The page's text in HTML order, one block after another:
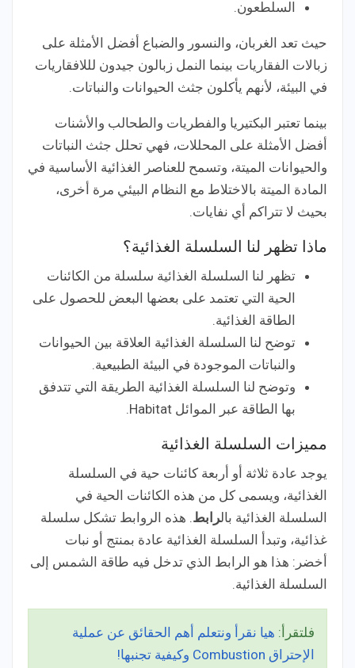
السلطعون.
حيث تعد الغربان، والنسور والضباع أفضل الأمثلة على
زبالات الفقاريات بينما النمل زبالون جيدون لللافقاريات
في البيئة، لأنهم يأكلون جثث الحيوانات والنباتات.
بينما تعتبر البكتيريا والفطريات والطحالب والأشنات
أفضل الأمثلة على المحللات، فهي تحلل جثث النباتات
والحيوانات الميتة، وتسمح للعناصر الغذائية الأساسية في
المادة الميتة بالاختلاط مع النظام البيئي مرة أخرى،
بحيث لا تتراكم أي نفايات.
ماذا تظهر لنا السلسلة الغذائية؟
تظهر لنا السلسلة الغذائية سلسلة من الكائنات
الحية التي تعتمد على بعضها البعض للحصول على
الطاقة الغذائية.
توضح لنا السلسلة الغذائية العلاقة بين الحيوانات
والنباتات الموجودة في البيئة الطبيعية.
وتوضح لنا السلسلة الغذائية الطريقة التي تتدفق
بها الطاقة عبر الموائل Habitat.
مميزات السلسلة الغذائية
يوجد عادة ثلاثة أو أربعة كائنات حية في السلسلة
الغذائية، ويسمى كل من هذه الكائنات الحية في
السلسلة الغذائية بالرابط. هذه الروابط تشكل سلسلة
غذائية، وتبدأ السلسلة الغذائية عادة بمنتج أو نبات
أخضر: هذا هو الرابط الذي تدخل فيه طاقة الشمس إلى
السلسلة الغذائية.
فلتقرأ: هيا نقرأ ونتعلم أهم الحقائق عن عملية
الإحتراق Combustion وكيفية تجنبها!